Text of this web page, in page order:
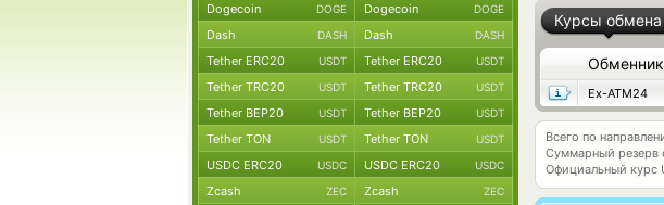
Курсы обмена
Обменник
Ex-ATM24
Всего по
Суммарный резерв
Официальный курс
Dogecoin DOGE Dogecoin DOGE
Dash DASH Dash DASH
Tether ERC20 USDT Tether ERC20 USDT
Tether TRC20 USDT Tether TRC20 USDT
Tether BEP20 USDT Tether BEP20 USDT
Tether TON USDT Tether TON USDT
USDC ERC20 USDC USDC ERC20 USDC
Zcash ZEC Zcash ZEC